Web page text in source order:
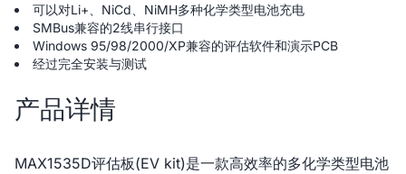
可以对Li+、NiCd、NiMH多种化学类型电池充电
SMBus兼容的2线串行接口
Windows 95/98/2000/XP兼容的评估软件和演示PCB
经过完全安装与测试
产品详情
MAX1535D评估板(EV kit)是一款高效率的多化学类型电池